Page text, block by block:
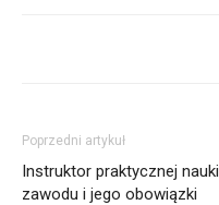
Poprzedni artykuł
Instruktor praktycznej nauki
zawodu i jego obowiązki